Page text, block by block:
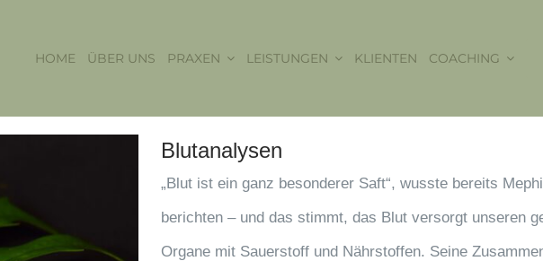
HOME ÜBER UNS PRAXEN LEISTUNGEN KLIENTEN COACHING
Blutanalysen
„Blut ist ein ganz besonderer Saft“, wusste bereits
berichten – und das stimmt, das Blut versorgt unseren
Organe mit Sauerstoff und Nährstoffen. Seine